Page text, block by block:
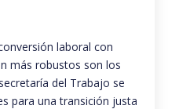
laboral con
más robustos son los
del Trabajo se
para una transición justa